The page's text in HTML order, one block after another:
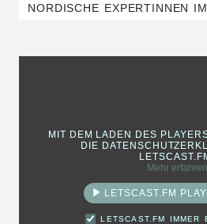
NORDISCHE EXPERTINNEN
MIT DEM LADEN DES
DIE
Mehr erfahren
LETSCAST.FM
LETSCAST.FM IMMER